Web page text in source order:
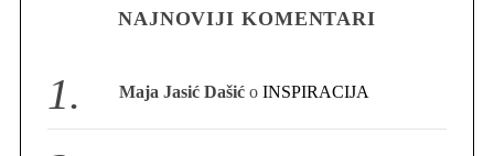
NAJNOVIJI KOMENTARI
Maja Jasić Dašić oINSPIRACIJA